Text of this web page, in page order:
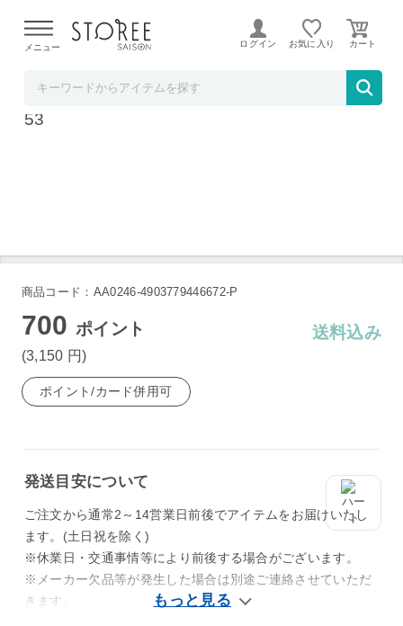
よる配送遅延が発生しております。
メニュー ログイン お気に入り
ラバーゼ ステンレス浅型ざる(中)21cm LB-0
53
商品コード：AA0246-4903779446672-P
700ポイント
(3,150 円)
送料込み
ポイント/カード併用可
発送目安について
ご注文から通常2～14営業日前後でアイテムをお届けいたし
ます。(土日祝を除く)
※休業日・交通事情等により前後する場合がございます。
※メーカー欠品等が発生した場合は別途ご連絡させていただ
きます。